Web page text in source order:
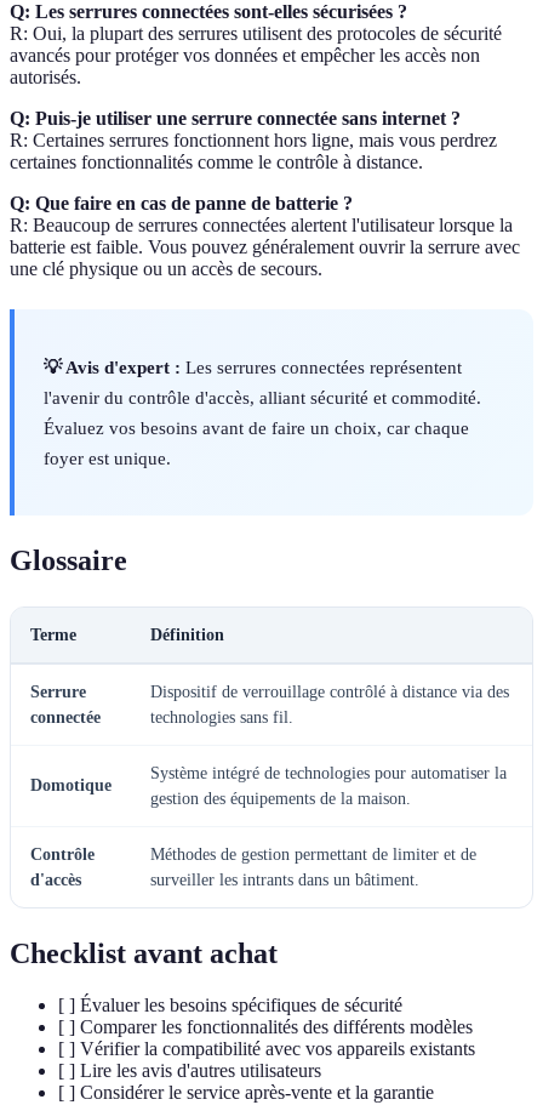
Q: Les serrures connectées sont-elles sécurisées ?
R: Oui, la plupart des serrures utilisent des protocoles de sécurité
avancés pour protéger vos données et empêcher les accès non
autorisés.
Q: Puis-je utiliser une serrure connectée sans internet ?
R: Certaines serrures fonctionnent hors ligne, mais vous perdrez
certaines fonctionnalités comme le contrôle à distance.
Q: Que faire en cas de panne de batterie ?
R: Beaucoup de serrures connectées alertent l'utilisateur lorsque la
batterie est faible. Vous pouvez généralement ouvrir la serrure avec
une clé physique ou un accès de secours.
💡 Avis d'expert : Les serrures connectées représentent
l'avenir du contrôle d'accès, alliant sécurité et commodité.
Évaluez vos besoins avant de faire un choix, car chaque
foyer est unique.
Glossaire
Terme Définition
Serrure
connectée
Dispositif de verrouillage contrôlé à distance via des
technologies sans fil.
Domotique
Système intégré de technologies pour automatiser la
gestion des équipements de la maison.
Contrôle
d'accès
Méthodes de gestion permettant de limiter et de
surveiller les intrants dans un bâtiment.
Checklist avant achat
[ ] Évaluer les besoins spécifiques de sécurité
[ ] Comparer les fonctionnalités des différents modèles
[ ] Vérifier la compatibilité avec vos appareils existants
[ ] Lire les avis d'autres utilisateurs
[ ] Considérer le service après-vente et la garantie